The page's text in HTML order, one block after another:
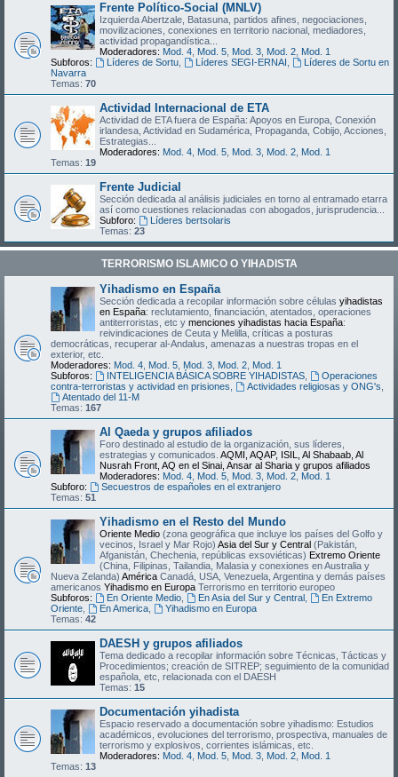
Frente Político-Social (MNLV)
Izquierda Abertzale, Batasuna, partidos afines, negociaciones,
movilizaciones, conexiones en territorio nacional, mediadores,
actividad propagandística...
Moderadores: Mod. 4 Mod. 5 Mod. 3 Mod. 2 Mod. 1
Subforos:
Líderes de Sortu, Líderes SEGI-ERNAI
Líderes de Sortu en
Navarra
Temas: 70
Actividad Internacional de ETA
Actividad de ETA fuera de España: Apoyos en Europa, Conexión
irlandesa, Actividad en Sudamérica, Propaganda, Cobijo, Acciones,
Estrategias...
Moderadores: Mod. 4 Mod. 5 Mod. 3 Mod. 2 Mod. 1
Temas: 19
Frente Judicial
Sección dedicada al análisis judiciales en torno al entramado etarra
así como cuestiones relacionadas con abogados, jurisprudencia...
Subforo:
Líderes bertsolaris
Temas: 23
TERRORISMO ISLAMICO O YIHADISTA
Yihadismo en España
Sección dedicada a recopilar información sobre células yihadistas
en España: reclutamiento, financiación, atentados, operaciones
antiterroristas, etc y menciones yihadistas hacia España:
reivindicaciones de Ceuta y Melilla, críticas a posturas
democráticas, recuperar al-Andalus, amenazas a nuestras tropas en el
exterior, etc.
Moderadores: Mod. 4 Mod. 5 Mod. 3 Mod. 2 Mod. 1
Subforos:
INTELIGENCIA BÁSICA SOBRE YIHADISTAS,
Operaciones
contra-terroristas y actividad en prisiones
Actividades religiosas y ONG's
Atentado del 11-M
Temas: 167
Al Qaeda y grupos afiliados
Foro destinado al estudio de la organización, sus líderes,
estrategias y comunicados. AQMI, AQAP, ISIL, Al Shabaab, Al
Nusrah Front, AQ en el Sinai, Ansar al Sharia y grupos afiliados
Moderadores: Mod. 4 Mod. 5 Mod. 3 Mod. 2 Mod. 1
Subforo:
Secuestros de españoles en el extranjero
Temas: 51
Yihadismo en el Resto del Mundo
Oriente Medio (zona geográfica que incluye los países del Golfo y
vecinos, Israel y Mar Rojo) Asia del Sur y Central (Pakistán,
Afganistán, Chechenia, repúblicas exsoviéticas) Extremo Oriente
(China, Filipinas, Tailandia, Malasia y conexiones en Australia y
Nueva Zelanda) América Canadá, USA, Venezuela, Argentina y demás países
americanos Yihadismo en Europa Terrorismo en territorio europeo
Subforos:
En Oriente Medio, En Asia del Sur y Central,
En Extremo
Oriente
En America,
Yihadismo en Europa
Temas: 42
DAESH y grupos afiliados
Tema dedicado a recopilar información sobre Técnicas, Tácticas y
Procedimientos; creación de SITREP; seguimiento de la comunidad
española, etc, relacionada con el DAESH
Temas: 15
Documentación yihadista
Espacio reservado a documentación sobre yihadismo: Estudios
académicos, evoluciones del terrorismo, prospectiva, manuales de
terrorismo y explosivos, corrientes islámicas, etc.
Moderadores: Mod. 4 Mod. 5 Mod. 3 Mod. 2 Mod. 1
Temas: 13